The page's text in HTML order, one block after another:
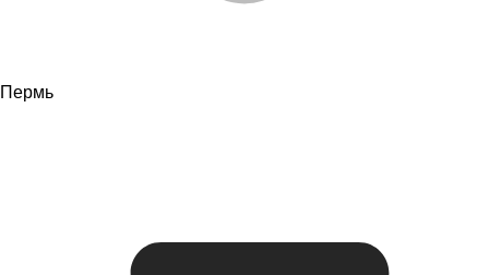
Пермь